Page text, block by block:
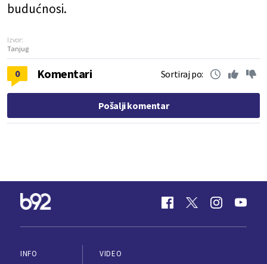
budućnosi.
Izvor:
Tanjug
0 Komentari Sortiraj po:
Pošalji komentar
INFO
VIDEO